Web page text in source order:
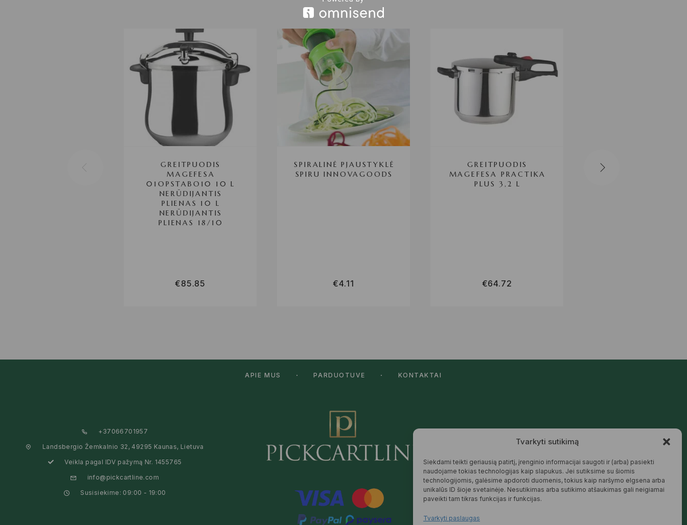
Tvarkyti sutikimą
Siekdami teikti geriausią patirtį, įrenginio informacijai saugoti ir (arba) pasiekti
naudojame tokias technologijas kaip slapukus. Jei sutiksime su šiomis
technologijomis, galėsime apdoroti duomenis, tokius kaip naršymo elgsena arba
unikalūs ID šioje svetainėje. Nesutikimas arba sutikimo atšaukimas gali neigiamai
paveikti tam tikras funkcijas ir funkcijas.
Tvarkyti paslaugas
GREITPUODIS
MAGEFESA
01OPSTABO10 10 L
NERŪDIJANTIS
PLIENAS 10 L
NERŪDIJANTIS
PLIENAS 18/10
€85.85
SPIRALINĖ PJAUSTYKLĖ
SPIRU INNOVAGOODS
€4.11
GREITPUODIS
MAGEFESA PRACTIKA
PLUS 3,2 L
€64.72
APIE MUS PARDUOTUVĖ KONTAKTAI
+37066701957
Landsbergio Žemkalnio 32, 49295 Kaunas, Lietuva
Veikla pagal IDV pažymą Nr. 1455765
info@pickcartline.com
Susisiekime: 09:00 - 19:00
apie šeimą, jaukius namus ir harmoningą
draugiškos tiek Jums, tiek gamtai.
SKAITYTI DAUGIAU